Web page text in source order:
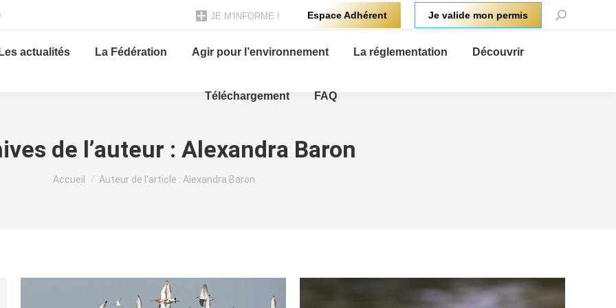
JE M'INFORME ! Espace Adhérent Je valide mon permis
Recherche
Les actualités La Fédération Agir pour l’environnement La réglementation Découvrir
Téléchargement FAQ
de l’auteur : Alexandra Baron
Vous êtes ici :
Accueil Auteur de l’article : Alexandra Baron